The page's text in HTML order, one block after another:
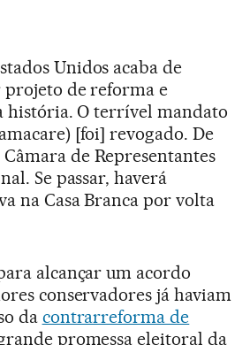
Unidos acaba de
de reforma e
história. O terrível mandato
[foi] revogado. De
de Representantes
Se passar, haverá
na Casa Branca por volta
alcançar um acordo
conservadores já haviam
da contrarreforma de
promessa eleitoral da